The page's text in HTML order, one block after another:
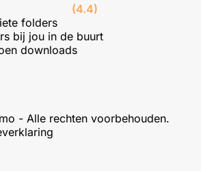
(4.4)
folders
bij jou in de buurt
downloads
- Alle rechten voorbehouden.